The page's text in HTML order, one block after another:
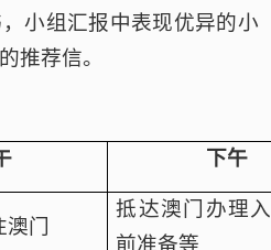
小组汇报中表现优异的小
推荐信。
下午
澳门
抵达澳门办理
前准备等